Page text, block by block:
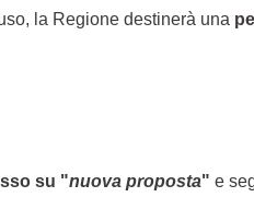
la Regione destinerà una
su "nuova proposta" e